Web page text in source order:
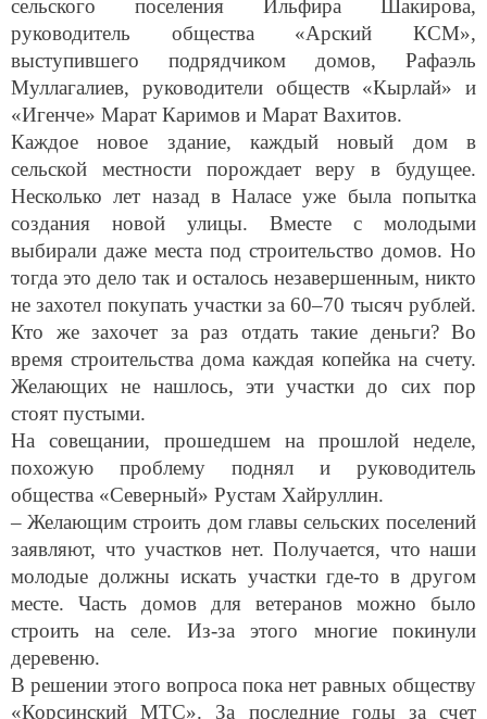
руководитель общества «Арский КСМ»,
выступившего подрядчиком домов, Рафаэль
Муллагалиев, руководители обществ «Кырлай» и
«Игенче» Марат Каримов и Марат Вахитов.
Каждое новое здание, каждый новый дом в
сельской местности порождает веру в будущее.
Несколько лет назад в Наласе уже была попытка
создания новой улицы. Вместе с молодыми
выбирали даже места под строительство домов. Но
тогда это дело так и осталось незавершенным, никто
не захотел покупать участки за 60–70 тысяч рублей.
Кто же захочет за раз отдать такие деньги? Во
время строительства дома каждая копейка на счету.
Желающих не нашлось, эти участки до сих пор
стоят пустыми.
На совещании, прошедшем на прошлой неделе,
похожую проблему поднял и руководитель
общества «Северный» Рустам Хайруллин.
– Желающим строить дом главы сельских поселений
заявляют, что участков нет. Получается, что наши
молодые должны искать участки где-то в другом
месте. Часть домов для ветеранов можно было
строить на селе. Из-за этого многие покинули
деревеню.
В решении этого вопроса пока нет равных обществу
«Корсинский МТС». За последние годы за счет